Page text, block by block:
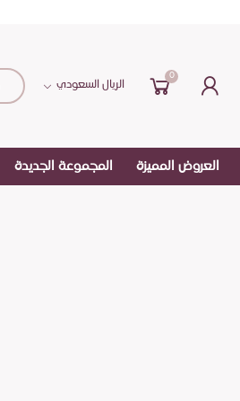
0
الريال السعودي
العروض المميزة المجموعة الجديدة